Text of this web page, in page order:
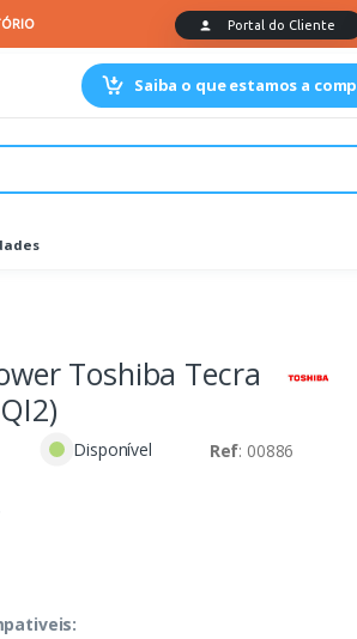
Saiba o que estamos a
Toshiba Tecra
Disponível Ref: 00886